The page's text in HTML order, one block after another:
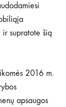
supratote šią
2016 m.
apsaugos